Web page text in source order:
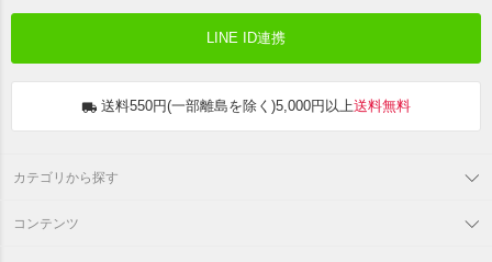
LINE ID連携
送料550円(一部離島を除く)5,000円以上送料無料
カテゴリから探す
コンテンツ